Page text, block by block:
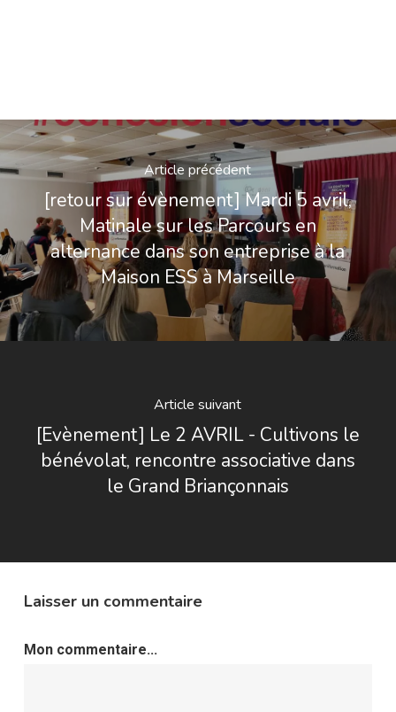
Article précédent
[retour sur évènement] Mardi 5 avril,
Matinale sur les Parcours en
alternance dans son entreprise à la
Maison ESS à Marseille
Article suivant
[Evènement] Le 2 AVRIL - Cultivons le
bénévolat, rencontre associative dans
le Grand Briançonnais
Laisser un commentaire
Mon commentaire...